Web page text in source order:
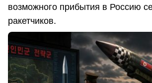
возможного прибытия в Россию
ракетчиков.